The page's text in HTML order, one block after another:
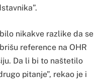
nikakve razlike da se
reference na OHR
Da li bi to naštetilo
pitanje”, rekao je i